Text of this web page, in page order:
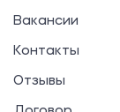
Вакансии
Контакты
Отзывы